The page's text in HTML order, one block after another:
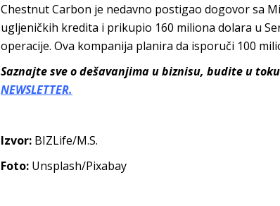
Chestnut Carbon je nedavno postigao dogovor sa
ugljeničkih kredita i prikupio 160 miliona dolara u
operacije. Ova kompanija planira da isporuči 100
Saznajte sve o dešavanjima u biznisu, budite u
NEWSLETTER.
Izvor: BIZLife/M.S.
Foto: Unsplash/Pixabay